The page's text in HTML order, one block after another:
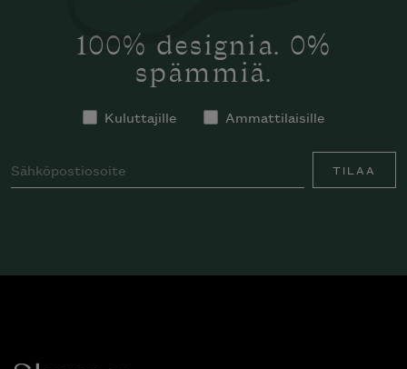
100% designia. 0%
spämmiä.
Kuluttajille Ammattilaisille
TILAA